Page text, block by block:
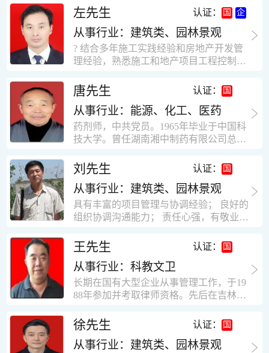
工作学习认真踏实，能够吃苦耐劳，责任
心强。 性格外向、开朗，有良好的人
际关系和一定的组织能力。做事认真负
责、积极肯干。我有信心在今后的工作岗
位上发挥自己的才能!积极的人生观，在我
的字典中没有“放弃”，始终坚信只要努力
快掌握一种新事物的能力。我的格言：也
许我不是最好的，但我会做得更好。知识
面广泛，头脑灵活，思维开阔敏捷，极富
创新精神。
计，工程经济技术分析，能适应建筑行业
各种岗位，组织协调能力强，技术全面，
适用工地管理． 本人1978年高中毕业，同
年参加工作，至今已在建筑行业工作了30
年。从1978年进入本县建筑公司学徒开始
目经理、专业监理工程师等职。 管理过许
多各种结构的工业及民用建筑。1984年至
1986年就职于新疆乌鲁木齐铁路局劳动服
务公司建筑三工区任技术员。参于管理的
项目有：职工居乐部游艺楼，4000平方，
砖混结构。职工电教楼，8000平方，框架
方。1987至1981988年爱聘于郑州市荥阳
第二建筑公司，任郑州市天然气公司基地
建设项目施工员。该项目有15层办公楼及
裙楼一栋8000平方。框架结构。住宅楼4
栋16000平方，6层砖混结构。1989年至19
术负责人，该项目为水泥生产线，该项目
有圆形连体熟料仓12，每个直径9米高41
米，砖混结构，皮带运输走廊一个，框架
结构长185米，高5.2米的框架结构。1991
年调入新乡市新营建筑公司历任：七里三
营乡刘庄火力发电厂项目经理，该项目有
平方装配式工业厂房，焦作市林果住宅小
左先生 认证：
从事行业：建筑类、园林景观
? 结合多年施工实践经验和房地产开发管
理经验，熟悉施工和地产项目工程控制要
意识，丰富的经营理念和管理手段，能独
立处理各种工程技术问题；具有较强的沟
通协调能力和组织管理能力； ? 近十多年
的房地产方面工作经验，现任职江苏雨润
农产品集团南昌公司副总经理兼工程总工
识，能够合理高效的做好企业内部管理和
人员结构调整；具有大型工程及房地产公
司管理经验，以及公关的能力和商务谈判
能力。 ? 自认为是个有良好职业道德、有
责任心、有敬业精神，能承受巨大工作压
力的职业经理人！……
唐先生 认证：
从事行业：能源、化工、医药
药剂师，中共党员。1965年毕业于中国科
技大学。曾任湖南湘中制药有限公司总工
员、理事。高级工程师，执业药师，中国
药学会高级会员。享受国务院津贴专家。
丙戊酸镁缓释片及其制备工艺国家发明专
利人。
刘先生 认证：
从事行业：建筑类、园林景观
具有丰富的项目管理与协调经验； 良好的
组织协调沟通能力； 责任心强，有敬业创
闭路电视监控系统、防盗报警系统、门禁
一卡通系统、停车场管理系统、巡更系
统、远程抄表系统等相关系统主流产品，
有较强的售前技术支持能力，并具有较丰
富的设备调试经验； 能独立完成系统集成
建与扩充经验，并具备教育训练能力；
王先生 认证：
从事行业：科教文卫
长期在国有大型企业从事管理工作，于19
88年参加并考取律师资格。先后在吉林油
辽宁华夏律师事务所和辽宁鑫诺律师事务
所执业。王律师在数十年的执业经历中，
多次与美国、英国、香港、北京、深圳等
徐先生 认证：
从事行业：建筑类、园林景观